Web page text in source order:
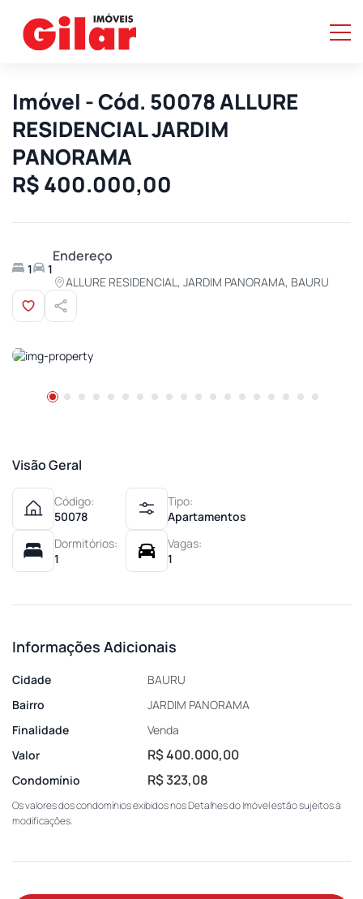
Imóvel - Cód. 50078 ALLURE
RESIDENCIAL JARDIM
PANORAMA
R$ 400.000,00
1 1
Endereço
ALLURE RESIDENCIAL, JARDIM PANORAMA, BAURU
Visão Geral
Código:
50078
Tipo:
Apartamentos
Dormitórios:
1
Vagas:
1
Informações Adicionais
Cidade
BAURU
Bairro
JARDIM PANORAMA
Finalidade
Venda
Valor
R$ 400.000,00
Condomínio R$ 323,08
Os valores dos condomínios exibidos nos Detalhes do Imóvel estão sujeitos à
modificações.